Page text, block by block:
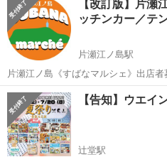
【改訂版】片瀬
ッチンカー／テ
片瀬江ノ島駅
片瀬江ノ島《すばなマルシェ》出店者募集中です！
江の島二楽（藤沢市片瀬海岸1-12）
kanagawa/C205/park-detail-BUK0...
神奈川 藤沢市 片瀬江ノ島駅
【告知】ウエイ
辻堂駅